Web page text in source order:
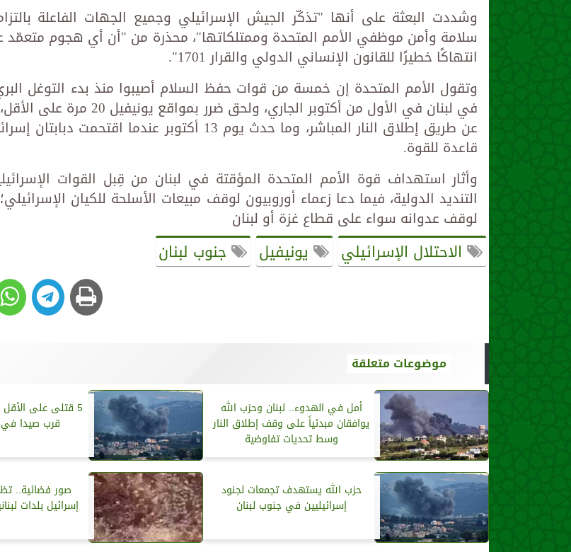
وشددت البعثة على أنها "تذكّر الجيش الإسرائيلي وجميع الجهات الفاعلة
سلامة وأمن موظفي الأمم المتحدة وممتلكاتها"، محذرة من "أن أي هجوم
انتهاكًا خطيرًا للقانون الإنساني الدولي والقرار 1701".
وتقول الأمم المتحدة إن خمسة من قوات حفظ السلام أصيبوا منذ بدء التوغل
في لبنان في الأول من أكتوبر الجاري، ولحق ضرر
عن طريق إطلاق النار المباشر، وما حدث يوم 13 أكتوبر عندما اقتحمت
قاعدة للقوة.
وأثار استهداف قوة الأمم المتحدة المؤقتة في لبنان من قِبل القوات
التنديد الدولية، فيما دعا زعماء أوروبيون لوقف مبيعات الأسلحة للكيان
لوقف عدوانه سواء على قطاع غزة أو لبنان
الاحتلال الإسرائيلي يونيفيل جنوب لبنان
موضوعات متعلقة
أمل في الهدوء.. لبنان وحزب الله
يوافقان مبدئياً على وقف إطلاق النار
وسط تحديات تفاوضية
5 قتلى على الأقل
قرب صيدا في
حزب الله يستهدف ‏تجمعات لجنود
إسرائيليين في جنوب لبنان
صور فضائية..
إسرائيل بلدات